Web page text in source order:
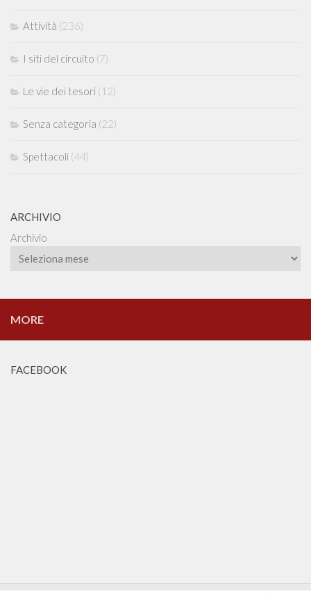
Attività (236)
I siti del circuito (7)
Le vie dei tesori (12)
Senza categoria (22)
Spettacoli (44)
ARCHIVIO
Archivio
MORE
FACEBOOK